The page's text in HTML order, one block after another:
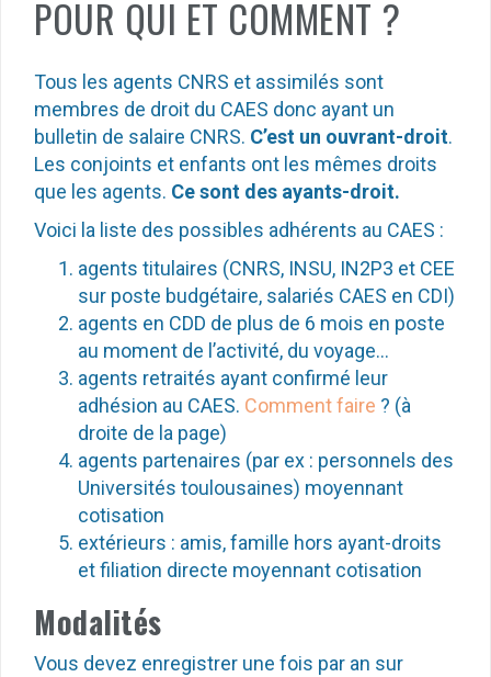
POUR QUI ET COMMENT ?
Tous les agents CNRS et assimilés sont
membres de droit du CAES donc ayant un
bulletin de salaire CNRS. C’est un ouvrant-droit.
Les conjoints et enfants ont les mêmes droits
que les agents. Ce sont des ayants-droit.
Voici la liste des possibles adhérents au CAES :
agents titulaires (CNRS, INSU, IN2P3 et CEE
sur poste budgétaire, salariés CAES en CDI)
agents en CDD de plus de 6 mois en poste
au moment de l’activité, du voyage…
agents retraités ayant confirmé leur
adhésion au CAES. Comment faire ? (à
droite de la page)
agents partenaires (par ex : personnels des
Universités toulousaines) moyennant
cotisation
extérieurs : amis, famille hors ayant-droits
et filiation directe moyennant cotisation
Modalités
Vous devez enregistrer une fois par an sur